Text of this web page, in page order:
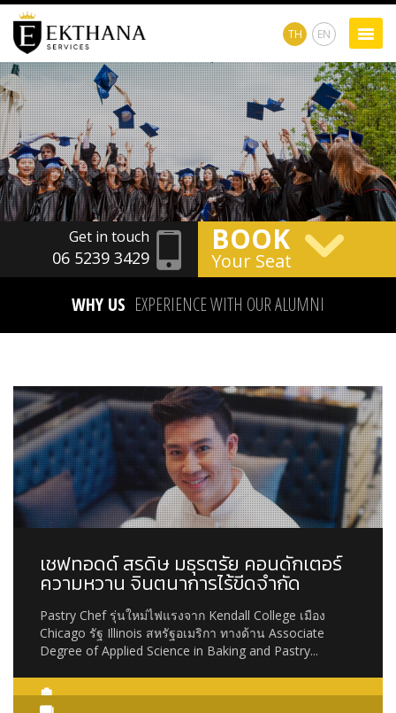
TH EN
Get in touch
06 5239 3429
BOOK
Your Seat
WHY US EXPERIENCE WITH OUR ALUMNI
เชฟทอดด์ สรดิษ มธุรตรัย คอนดักเตอร์
ความหวาน จินตนาการไร้ขีดจำกัด
Pastry Chef รุ่นใหม่ไฟแรงจาก Kendall College เมือง
Chicago รัฐ Illinois สหรัฐอเมริกา ทางด้าน Associate
Degree of Applied Science in Baking and Pastry...